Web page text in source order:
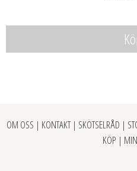
OM OSS | KONTAKT| SKÖTSELRÅD |
KÖP|